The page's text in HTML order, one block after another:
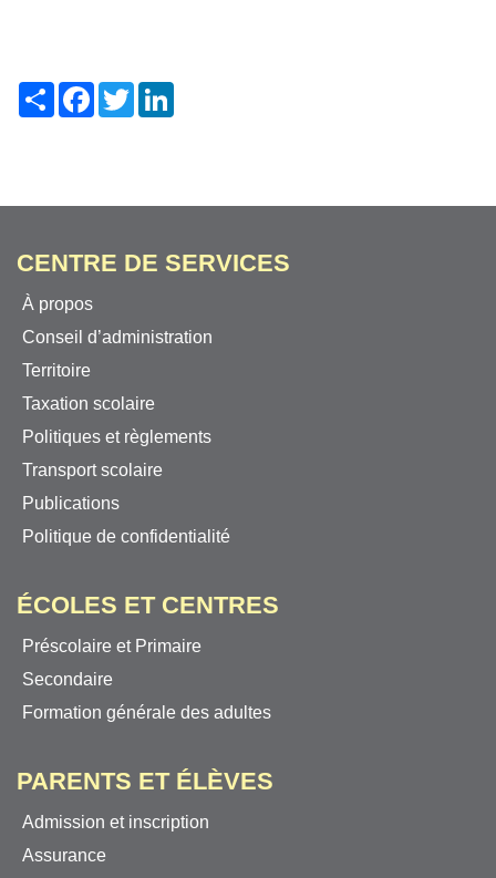
ShareFacebook
Twitter
CENTRE DE SERVICES
À propos
Conseil d’administration
Territoire
Taxation scolaire
Politiques et règlements
Transport scolaire
Publications
Politique de confidentialité
ÉCOLES ET CENTRES
Préscolaire et Primaire
Secondaire
Formation générale des adultes
PARENTS ET ÉLÈVES
Admission et inscription
Assurance